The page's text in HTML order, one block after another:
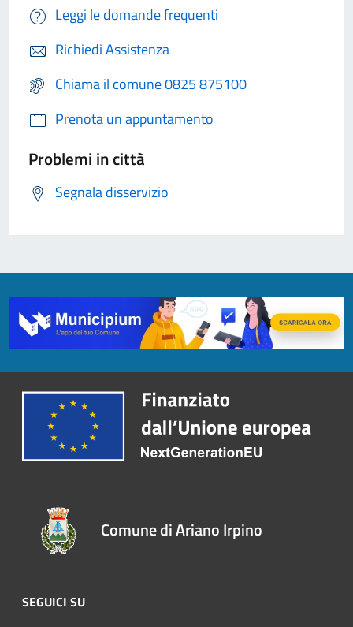
Leggi le domande frequenti
Richiedi Assistenza
Chiama il comune 0825 875100
Prenota un appuntamento
Problemi in città
Segnala disservizio
Comune di Ariano Irpino
SEGUICI SU